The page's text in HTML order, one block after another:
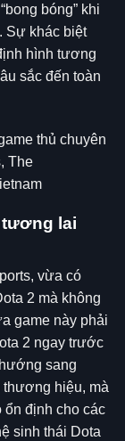
bóng” khi
Sự khác biệt
hình tương
sắc đến toàn
tương lai
vừa có
2 mà không
game này phải
2 ngay trước
sang
thương hiệu, mà
ổn định cho các
sinh thái Dota